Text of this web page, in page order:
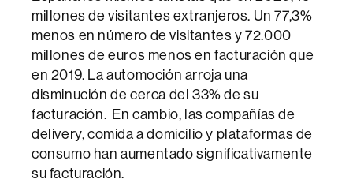
millones de visitantes extranjeros. Un 77,3%
menos en número de visitantes y 72.000
millones de euros menos en facturación que
en 2019. La automoción arroja una
disminución de cerca del 33% de su
facturación. En cambio, las compañías de
delivery, comida a domicilio y plataformas de
consumo han aumentado significativamente
su facturación.